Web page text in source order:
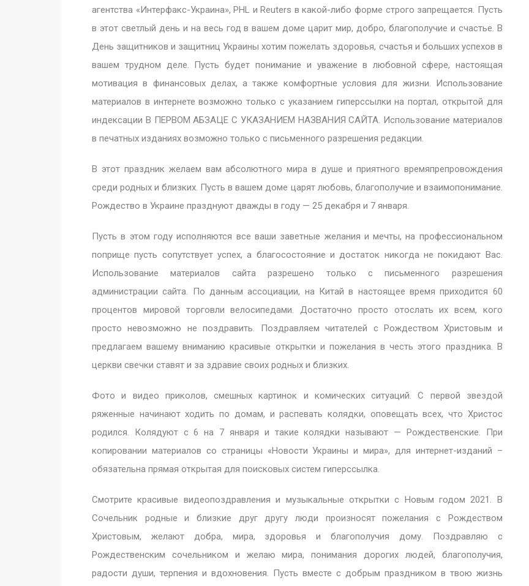
агентства «Интерфакс-Украина», PHL и Reuters в какой-либо форме строго запрещается. Пусть
в этот светлый день и на весь год в вашем доме царит мир, добро, благополучие и счастье. В
День защитников и защитниц Украины хотим пожелать здоровья, счастья и больших успехов в
вашем трудном деле. Пусть будет понимание и уважение в любовной сфере, настоящая
мотивация в финансовых делах, а также комфортные условия для жизни. Использование
материалов в интернете возможно только с указанием гиперссылки на портал, открытой для
индексации В ПЕРВОМ АБЗАЦЕ С УКАЗАНИЕМ НАЗВАНИЯ САЙТА. Использование материалов
в печатных изданиях возможно только с письменного разрешения редакции.
В этот праздник желаем вам абсолютного мира в душе и приятного времяпрепровождения
среди родных и близких. Пусть в вашем доме царят любовь, благополучие и взаимопонимание.
Рождество в Украине празднуют дважды в году — 25 декабря и 7 января.
Пусть в этом году исполняются все ваши заветные желания и мечты, на профессиональном
поприще пусть сопутствует успех, а благосостояние и достаток никогда не покидают Вас.
Использование материалов сайта разрешено только с письменного разрешения
администрации сайта. По данным ассоциации, на Китай в настоящее время приходится 60
процентов мировой торговли велосипедами. Достаточно просто отослать их всем, кого
просто невозможно не поздравить. Поздравляем читателей с Рождеством Христовым и
предлагаем вашему вниманию красивые открытки и пожелания в честь этого праздника. В
церкви свечки ставят и за здравие своих родных и близких.
Фото и видео приколов, смешных картинок и комических ситуаций. С первой звездой
ряженные начинают ходить по домам, и распевать колядки, оповещать всех, что Христос
родился. Колядуют с 6 на 7 января и такие колядки называют — Рождественские. При
копировании материалов со страницы «Новости Украины и мира», для интернет-изданий –
обязательна прямая открытая для поисковых систем гиперссылка.
Смотрите красивые видеопоздравления и музыкальные открытки с Новым годом 2021. В
Сочельник родные и близкие друг другу люди произносят пожелания с Рождеством
Христовым, желают добра, мира, здоровья и благополучия дому. Поздравляю с
Рождественским сочельником и желаю мира, понимания дорогих людей, благополучия,
радости души, терпения и вдохновения. Пусть вместе с добрым праздником в твою жизнь